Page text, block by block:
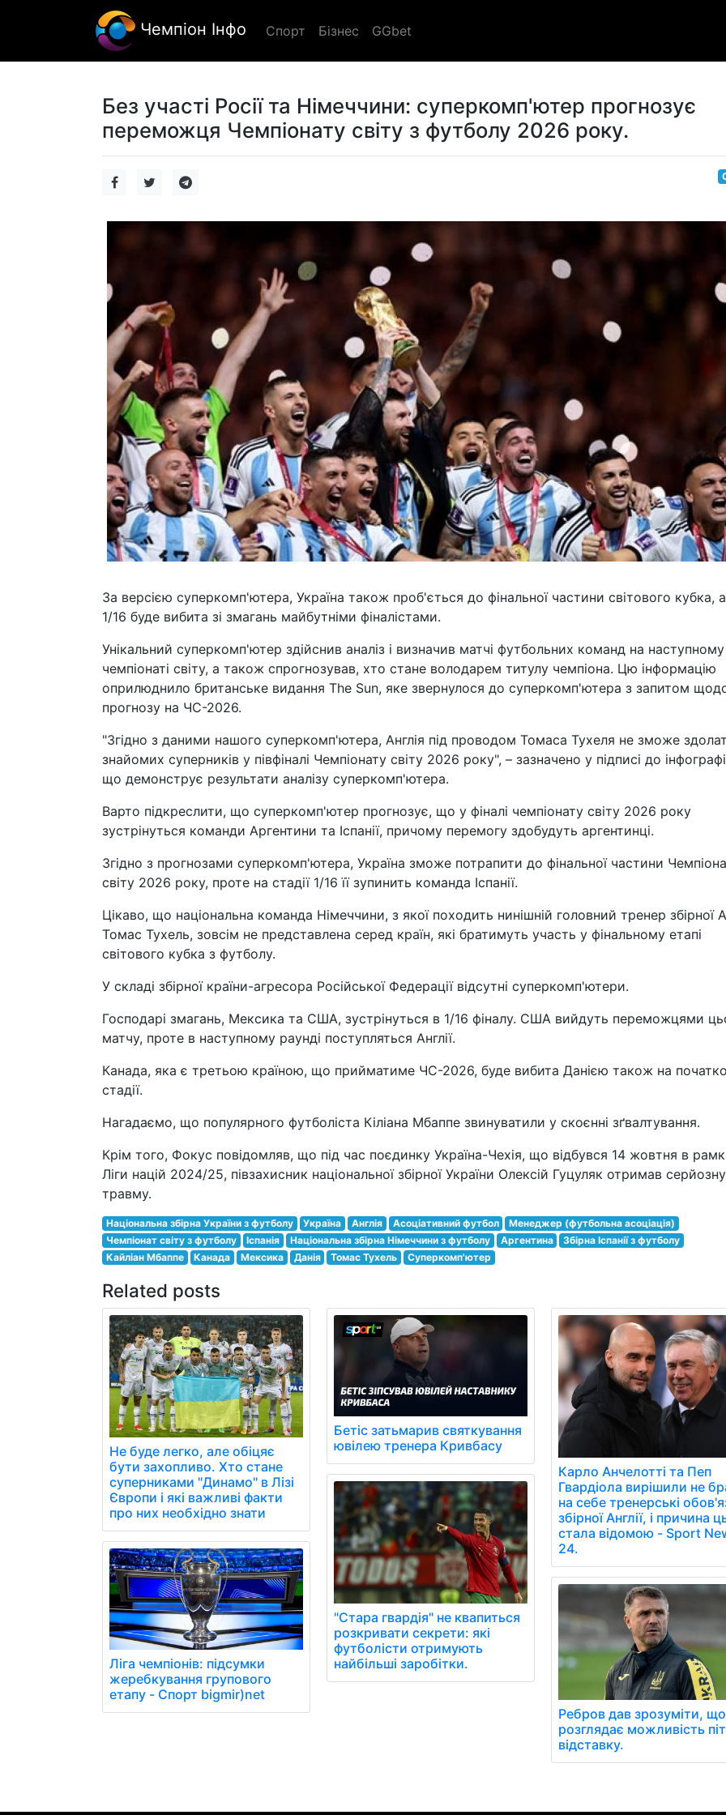
Чемпіон Інфо Спорт Бізнес GGbet
Без участі Росії та Німеччини: суперкомп'ютер прогнозує
переможця Чемпіонату світу з футболу 2026 року.
За версією суперкомп'ютера, Україна також проб'ється до фінальної частини світового кубка,
1/16 буде вибита зі змагань майбутніми фіналістами.
Унікальний суперкомп'ютер здійснив аналіз і визначив матчі футбольних команд на наступному
чемпіонаті світу, а також спрогнозував, хто стане володарем титулу чемпіона. Цю інформацію
оприлюднило британське видання The Sun, яке звернулося до суперкомп'ютера з запитом
прогнозу на ЧС-2026.
"Згідно з даними нашого суперкомп'ютера, Англія під проводом Томаса Тухеля не зможе
знайомих суперників у півфіналі Чемпіонату світу 2026 року", – зазначено у підписі до
що демонструє результати аналізу суперкомп'ютера.
Варто підкреслити, що суперкомп'ютер прогнозує, що у фіналі чемпіонату світу 2026 року
зустрінуться команди Аргентини та Іспанії, причому перемогу здобудуть аргентинці.
Згідно з прогнозами суперкомп'ютера, Україна зможе потрапити до фінальної частини
світу 2026 року, проте на стадії 1/16 її зупинить команда Іспанії.
Цікаво, що національна команда Німеччини, з якої походить нинішній головний тренер збірної
Томас Тухель, зовсім не представлена серед країн, які братимуть участь у фінальному етапі
світового кубка з футболу.
У складі збірної країни-агресора Російської Федерації відсутні суперкомп'ютери.
Господарі змагань, Мексика та США, зустрінуться в 1/16 фіналу. США вийдуть переможцями
матчу, проте в наступному раунді поступляться Англії.
Канада, яка є третьою країною, що прийматиме ЧС-2026, буде вибита Данією також на
стадії.
Нагадаємо, що популярного футболіста Кіліана Мбаппе звинуватили у скоєнні зґвалтування.
Крім того, Фокус повідомляв, що під час поєдинку Україна-Чехія, що відбувся 14 жовтня в
Ліги націй 2024/25, півзахисник національної збірної України Олексій Гуцуляк отримав серйозну
травму.
Національна збірна України з футболу Україна Англія Асоціативний футбол
Менеджер (футбольна асоціація)
Чемпіонат світу з футболу
Іспанія Національна збірна Німеччини з футболу Аргентина
Збірна Іспанії з футболу
Кайліан Мбаппе
Канада Мексика Данія Томас Тухель Суперкомп'ютер
Related posts
Не буде легко, але обіцяє
бути захопливо. Хто стане
суперниками "Динамо" в Лізі
Європи і які важливі факти
про них необхідно знати
Ліга чемпіонів: підсумки
жеребкування групового
етапу - Спорт bigmir)net
Бетіс затьмарив святкування
ювілею тренера Кривбасу
"Стара гвардія" не квапиться
розкривати секрети: які
футболісти отримують
найбільші заробітки.
Карло Анчелотті та Пеп
Гвардіола вирішили не
на себе тренерські
збірної Англії, і причина
стала відомою - Sport
24.
Ребров дав зрозуміти, що
розглядає можливість
відставку.